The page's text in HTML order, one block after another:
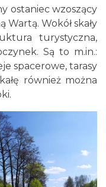
ostaniec wzoszący
Wartą. Wokół skały
turystyczna,
Są to m.in.:
spacerowe, tarasy
również można